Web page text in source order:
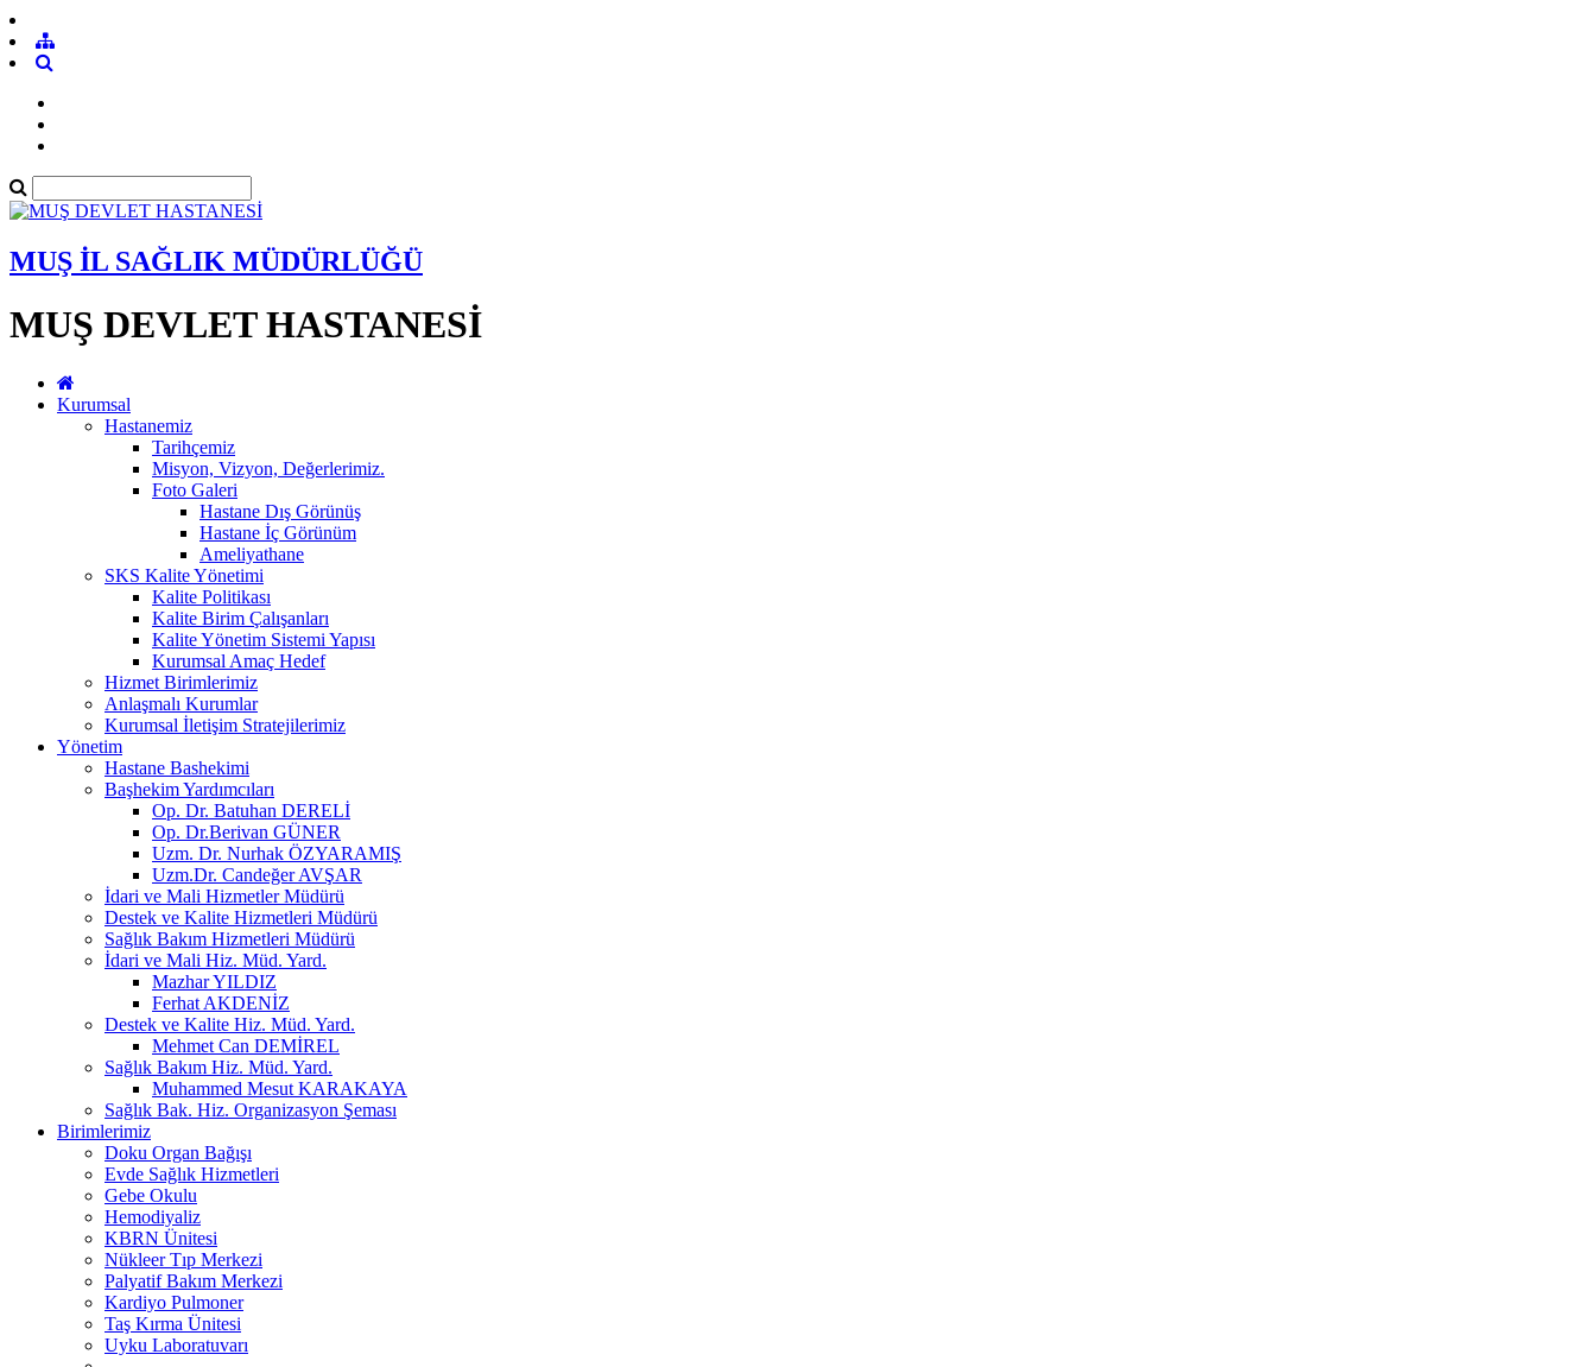
MUŞ İL SAĞLIK MÜDÜRLÜĞÜ
MUŞ DEVLET HASTANESİ
Kurumsal
Hastanemiz
Tarihçemiz
Misyon, Vizyon, Değerlerimiz.
Foto Galeri
Hastane Dış Görünüş
Hastane İç Görünüm
Ameliyathane
SKS Kalite Yönetimi
Kalite Politikası
Kalite Birim Çalışanları
Kalite Yönetim Sistemi Yapısı
Kurumsal Amaç Hedef
Hizmet Birimlerimiz
Anlaşmalı Kurumlar
Kurumsal İletişim Stratejilerimiz
Yönetim
Hastane Bashekimi
Başhekim Yardımcıları
Op. Dr. Batuhan DERELİ
Op. Dr.Berivan GÜNER
Uzm. Dr. Nurhak ÖZYARAMIŞ
Uzm.Dr. Candeğer AVŞAR
İdari ve Mali Hizmetler Müdürü
Destek ve Kalite Hizmetleri Müdürü
Sağlık Bakım Hizmetleri Müdürü
İdari ve Mali Hiz. Müd. Yard.
Mazhar YILDIZ
Ferhat AKDENİZ
Destek ve Kalite Hiz. Müd. Yard.
Mehmet Can DEMİREL
Sağlık Bakım Hiz. Müd. Yard.
Muhammed Mesut KARAKAYA
Sağlık Bak. Hiz. Organizasyon Şeması
Birimlerimiz
Doku Organ Bağışı
Evde Sağlık Hizmetleri
Gebe Okulu
Hemodiyaliz
KBRN Ünitesi
Nükleer Tıp Merkezi
Palyatif Bakım Merkezi
Kardiyo Pulmoner
Taş Kırma Ünitesi
Uyku Laboratuvarı